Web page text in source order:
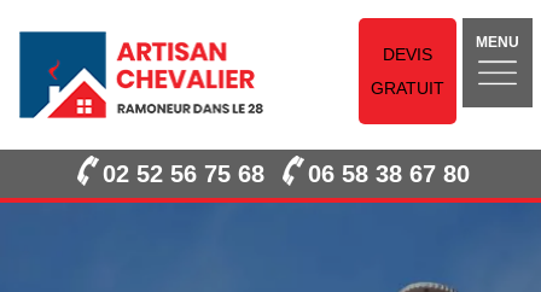
DEVIS
GRATUIT
MENU
02 52 56 75 68 06 58 38 67 80